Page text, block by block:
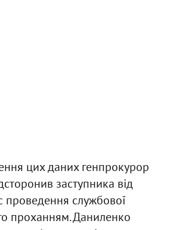
цих даних генпрокурор
заступника від
проведення службової
проханням. Даниленко